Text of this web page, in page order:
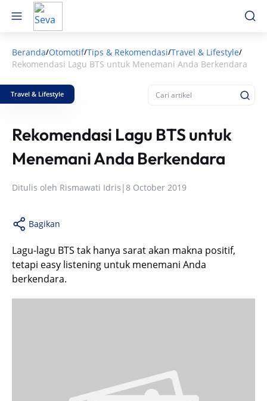
Beranda/Otomotif/Tips & Rekomendasi/Travel & Lifestyle/
Rekomendasi Lagu BTS untuk Menemani Anda Berkendara
Travel & Lifestyle
Rekomendasi Lagu BTS untuk
Menemani Anda Berkendara
Ditulis oleh Rismawati Idris |8 October 2019
Bagikan
Lagu-lagu BTS tak hanya sarat akan makna positif,
tetapi easy listening untuk menemani Anda
berkendara.